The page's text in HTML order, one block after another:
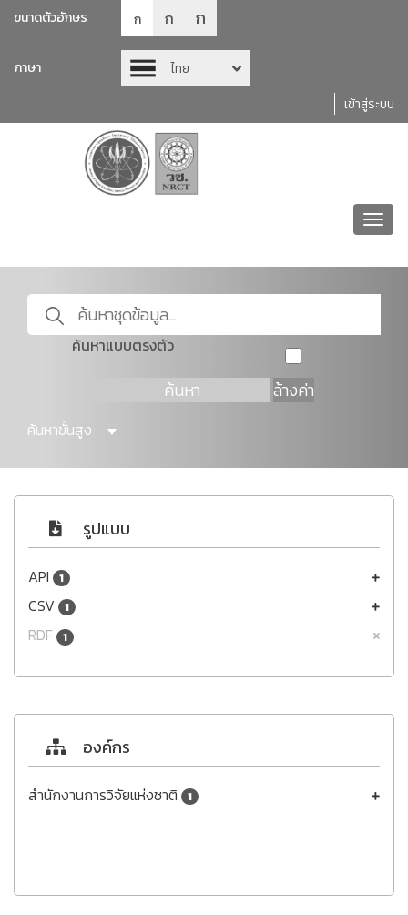
ขนาดตัวอักษร ก ก ก
ภาษา
ไทย
เข้าสู่ระบบ
ค้นหาแบบตรงตัว
ค้นหา ล้างค่า
ค้นหาขั้นสูง
รูปแบบ
API 1
CSV 1
RDF 1
องค์กร
สำนักงานการวิจัยแห่งชาติ 1